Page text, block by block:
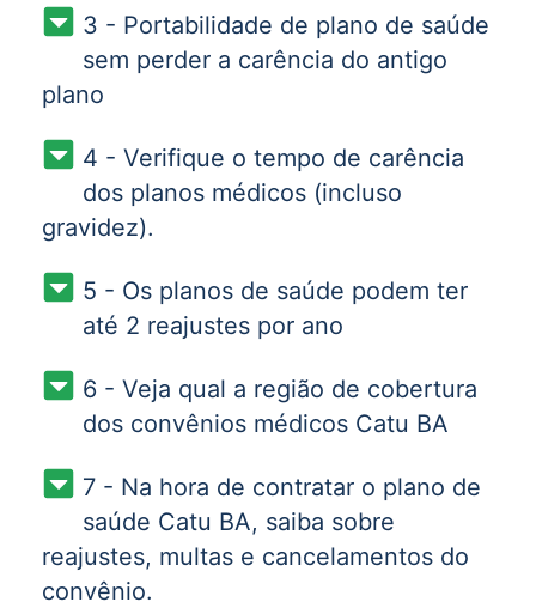
3 - Portabilidade de plano de saúde
sem perder a carência do antigo
plano
4 - Verifique o tempo de carência
dos planos médicos (incluso
gravidez).
5 - Os planos de saúde podem ter
até 2 reajustes por ano
6 - Veja qual a região de cobertura
dos convênios médicos Catu BA
7 - Na hora de contratar o plano de
saúde Catu BA, saiba sobre
reajustes, multas e cancelamentos do
convênio.